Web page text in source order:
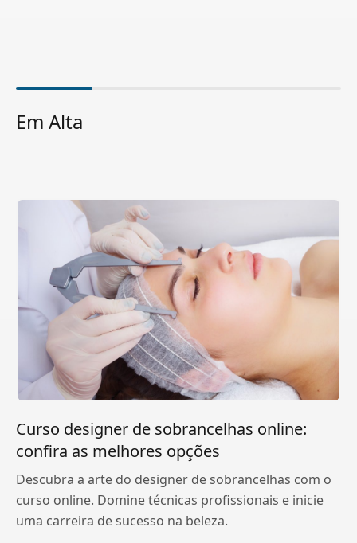
Em Alta
Curso designer de sobrancelhas online:
confira as melhores opções
Descubra a arte do designer de sobrancelhas com o
curso online. Domine técnicas profissionais e inicie
uma carreira de sucesso na beleza.